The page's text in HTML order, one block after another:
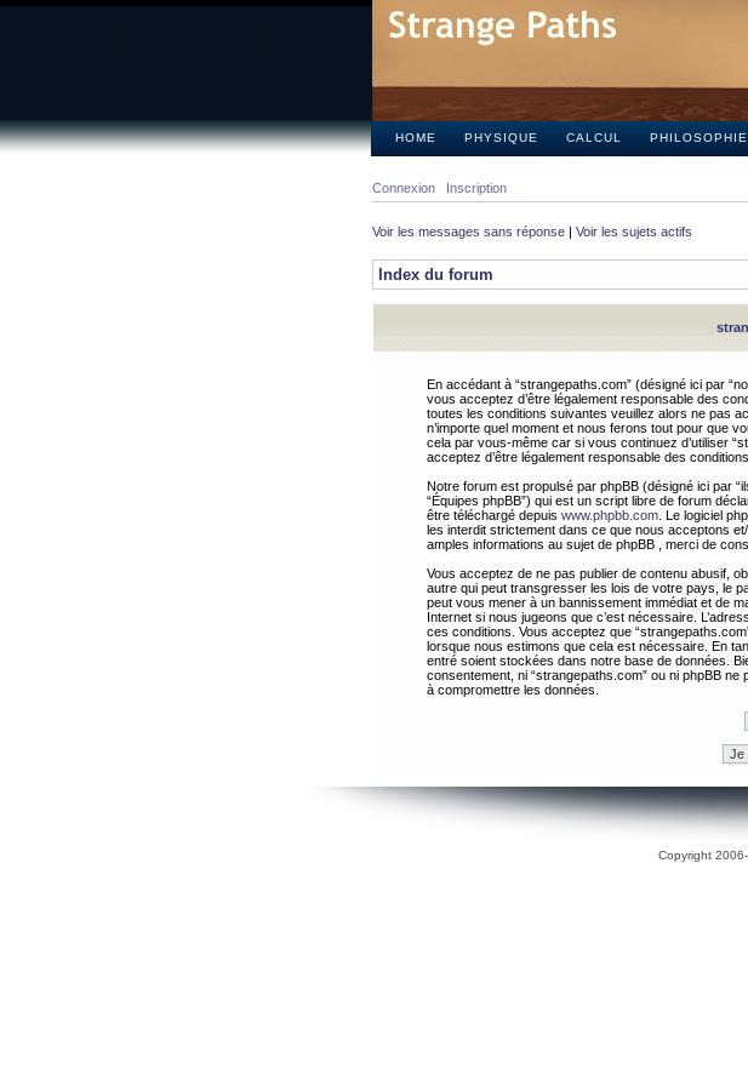
HOME PHYSIQUE CALCUL PHILOSOPHIE
Connexion Inscription
Voir les messages sans réponse | Voir les sujets actifs
Index du forum
En accédant à “strangepaths.com” (désigné ici par
vous acceptez d’être légalement responsable des
toutes les conditions suivantes veuillez alors ne pas
n’importe quel moment et nous ferons tout pour que
cela par vous-même car si vous continuez d’utiliser
acceptez d’être légalement responsable des
Notre forum est propulsé par phpBB (désigné ici par
“Équipes phpBB”) qui est un script libre de forum
être téléchargé depuis www.phpbb.com . Le logiciel
les interdit strictement dans ce que nous acceptons
amples informations au sujet de phpBB , merci de
Vous acceptez de ne pas publier de contenu abusif,
autre qui peut transgresser les lois de votre pays, le
peut vous mener à un bannissement immédiat et de
Internet si nous jugeons que c’est nécessaire.
ces conditions. Vous acceptez que
lorsque nous estimons que cela est nécessaire. En
entré soient stockées dans notre base de données.
consentement, ni “strangepaths.com” ou ni phpBB
à compromettre les données.
Copyright